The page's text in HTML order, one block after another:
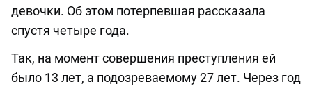
девочки. Об этом потерпевшая рассказала
спустя четыре года.
Так, на момент совершения преступления ей
было 13 лет, а подозреваемому 27 лет. Через год